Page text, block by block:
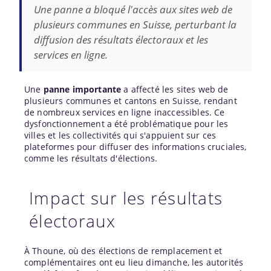
Une panne a bloqué l'accès aux sites web de
plusieurs communes en Suisse, perturbant la
diffusion des résultats électoraux et les
services en ligne.
Une panne importante a affecté les sites web de
plusieurs communes et cantons en Suisse, rendant
de nombreux services en ligne inaccessibles. Ce
dysfonctionnement a été problématique pour les
villes et les collectivités qui s'appuient sur ces
plateformes pour diffuser des informations cruciales,
comme les résultats d'élections.
Impact sur les résultats
électoraux
À Thoune, où des élections de remplacement et
complémentaires ont eu lieu dimanche, les autorités